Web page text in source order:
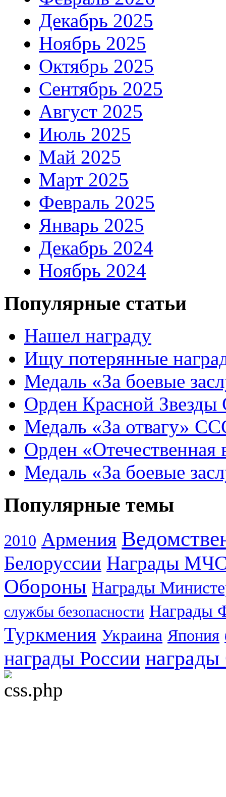
Декабрь 2025
Ноябрь 2025
Октябрь 2025
Сентябрь 2025
Август 2025
Июль 2025
Май 2025
Март 2025
Февраль 2025
Январь 2025
Декабрь 2024
Ноябрь 2024
Популярные статьи
Нашел награду
Ищу потерянные
Медаль «За боевые
Орден Красной
Медаль «За отвагу»
Орден
Медаль «За боевые
Популярные темы
2010 Армения
Белоруссии Награды
Обороны Награды
службы безопасности Награды
Туркмения Украина Япония
награды России